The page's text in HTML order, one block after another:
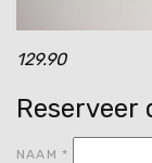
129.90
Reserveer
NAAM *